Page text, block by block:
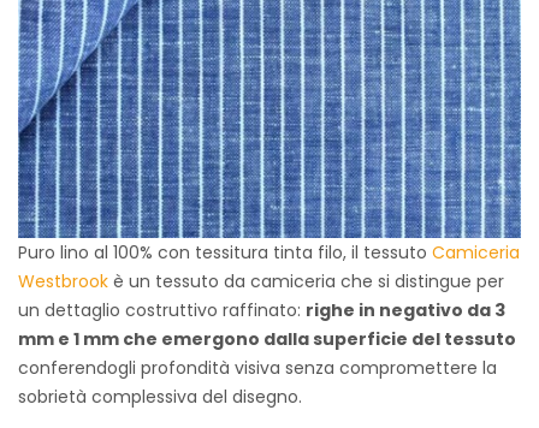
Puro lino al 100% con tessitura tinta filo, il tessuto Camiceria
Westbrook è un tessuto da camiceria che si distingue per
un dettaglio costruttivo raffinato: righe in negativo da 3
mm e 1 mm che emergono dalla superficie del tessuto
conferendogli profondità visiva senza compromettere la
sobrietà complessiva del disegno.